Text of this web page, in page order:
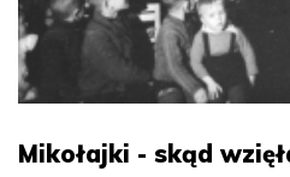
Mikołajki - skąd